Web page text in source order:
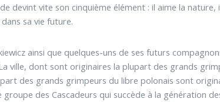
devint vite son cinquième élément : il aime la
sa vie future.
ainsi que quelques-uns de ses futurs
ville, dont sont originaires la plupart des grands
des grands grimpeurs du libre polonais sont
des Cascadeurs qui succède à la génération